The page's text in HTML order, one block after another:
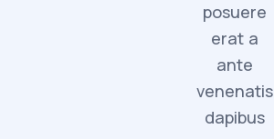
posuere
erat a
ante
venenatis
dapibus